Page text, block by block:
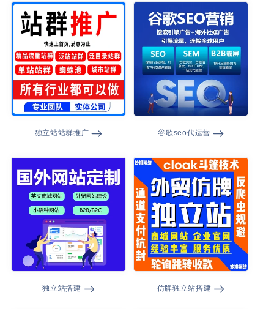
独立站站群推广 谷歌seo代运营
独立站搭建 仿牌独立站搭建